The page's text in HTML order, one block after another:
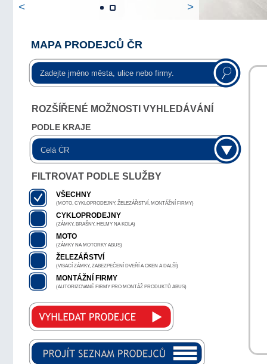
< >
MAPA PRODEJCŮ ČR
ROZŠÍŘENÉ MOŽNOSTI VYHLEDÁVÁNÍ
PODLE KRAJE
FILTROVAT PODLE SLUŽBY
VŠECHNY
(MOTO, CYKLOPRODEJNY, ŽELEZÁŘSTVÍ, MONTÁŽNÍ FIRMY)
CYKLOPRODEJNY
(ZÁMKY, BRAŠNY, HELMY NA KOLA)
MOTO
(ZÁMKY NA MOTORKY ABUS)
ŽELEZÁŘSTVÍ
(VISACÍ ZÁMKY, ZABEZPEČENÍ DVEŘÍ A OKEN A DALŠÍ)
MONTÁŽNÍ FIRMY
(AUTORIZOVANÉ FIRMY PRO MONTÁŽ PRODUKTŮ ABUS)